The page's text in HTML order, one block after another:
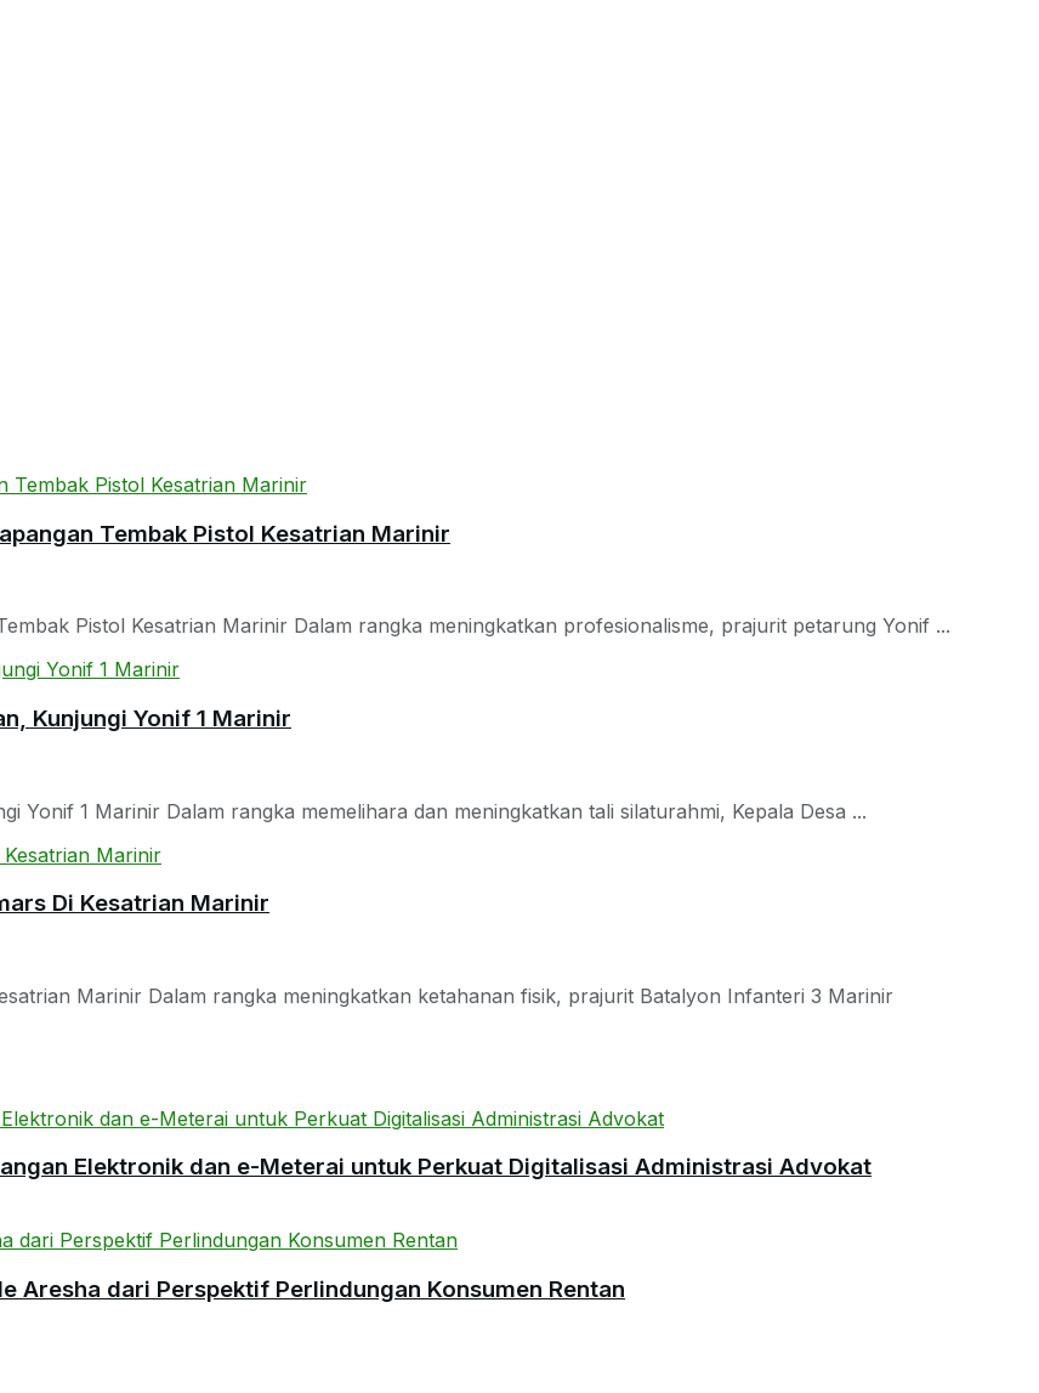
Tembak Pistol Kesatrian Marinir
Pistol Kesatrian Marinir Dalam rangka meningkatkan profesionalisme, prajurit petarung Yonif ...
Kunjungi Yonif 1 Marinir
Yonif 1 Marinir Dalam rangka memelihara dan meningkatkan tali silaturahmi, Kepala Desa ...
Di Kesatrian Marinir
Marinir Dalam rangka meningkatkan ketahanan fisik, prajurit Batalyon Infanteri 3 Marinir
Elektronik dan e-Meterai untuk Perkuat Digitalisasi Administrasi Advokat
Aresha dari Perspektif Perlindungan Konsumen Rentan